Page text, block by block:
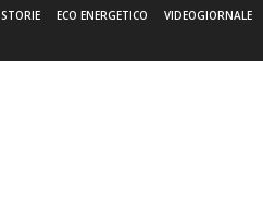
STORIE ECO ENERGETICO VIDEOGIORNALE